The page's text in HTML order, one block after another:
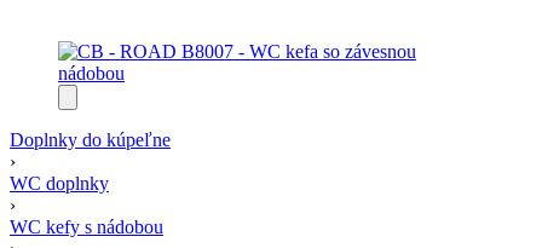
Doplnky do kúpeľne
›
WC doplnky
›
WC kefy s nádobou